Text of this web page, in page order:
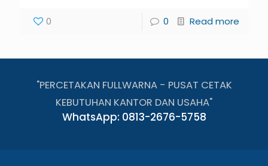
0 0 Read more
"PERCETAKAN FULLWARNA - PUSAT CETAK
KEBUTUHAN KANTOR DAN USAHA"
WhatsApp: 0813-2676-5758